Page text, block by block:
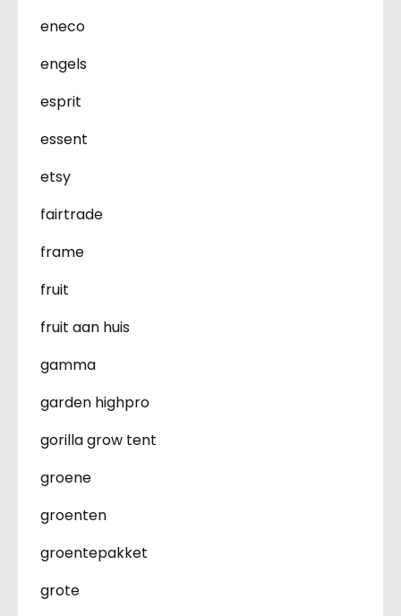
eneco
engels
esprit
essent
etsy
fairtrade
frame
fruit
fruit aan huis
gamma
garden highpro
gorilla grow tent
groene
groenten
groentepakket
grote